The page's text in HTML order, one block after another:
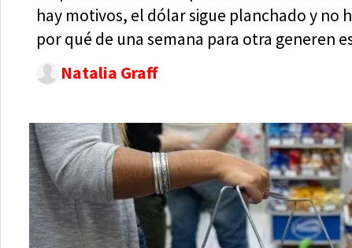
hay motivos, el dólar sigue planchado y no
por qué de una semana para otra generen
Natalia Graff